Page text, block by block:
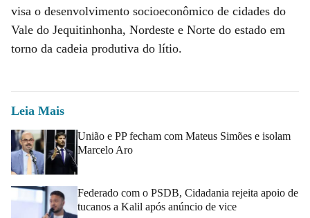
visa o desenvolvimento socioeconômico de cidades do
Vale do Jequitinhonha, Nordeste e Norte do estado em
torno da cadeia produtiva do lítio.
Leia Mais
União e PP fecham com Mateus Simões e isolam
Marcelo Aro
Federado com o PSDB, Cidadania rejeita apoio de
tucanos a Kalil após anúncio de vice